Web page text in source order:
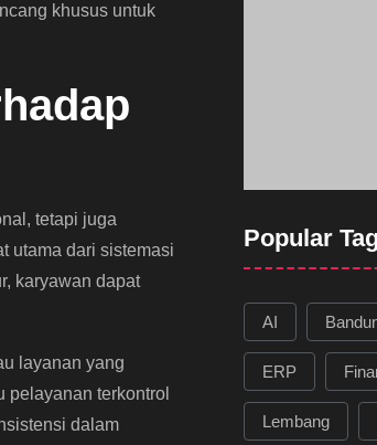
khusus untuk
tetapi juga
utama dari sistemasi
karyawan dapat
layanan yang
terkontrol
dalam
Popular
AI
ERP
Lembang